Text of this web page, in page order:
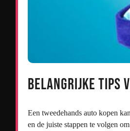
Belangrijke tips
Een tweedehands auto kopen
en de juiste stappen te volgen